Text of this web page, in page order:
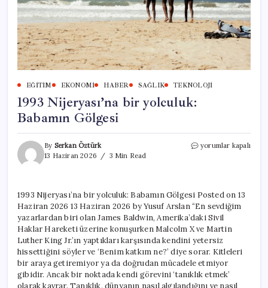
EĞITIM EKONOMI HABER SAĞLIK TEKNOLOJI
1993 Nijeryası’na bir yolculuk:
Babamın Gölgesi
By Serkan Öztürk
13 Haziran 2026
3 Min Read
1993
Gölgesi
için
yorumlar kapalı
1993 Nijeryası’na bir yolculuk: Babamın Gölgesi Posted on 13
Haziran 2026 13 Haziran 2026 by Yusuf Arslan “En sevdiğim
yazarlardan biri olan James Baldwin, Amerika’daki Sivil
Haklar Hareketi üzerine konuşurken Malcolm X ve Martin
Luther King Jr.’ın yaptıkları karşısında kendini yetersiz
hissettiğini söyler ve ‘Benim katkım ne?’ diye sorar. Kitleleri
bir araya getiremiyor ya da doğrudan mücadele etmiyor
gibidir. Ancak bir noktada kendi görevini ‘tanıklık etmek’
olarak kavrar. Tanıklık, dünyanın nasıl algılandığını ve nasıl